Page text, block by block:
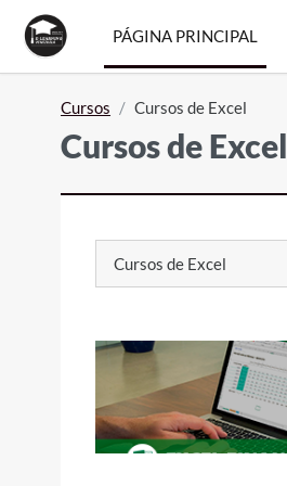
Salta al contenido principal
PÁGINA PRINCIPAL
Cursos Cursos de Excel
Cursos de Excel
Categorías